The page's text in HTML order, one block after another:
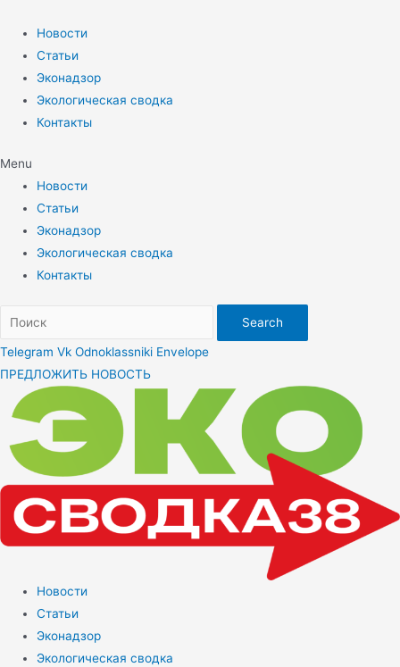
содержимому
Новости
Статьи
Эконадзор
Экологическая сводка
Контакты
Menu
Новости
Статьи
Эконадзор
Экологическая сводка
Контакты
Search
Telegram Vk Odnoklassniki Envelope
ПРЕДЛОЖИТЬ НОВОСТЬ
Новости
Статьи
Эконадзор
Экологическая сводка